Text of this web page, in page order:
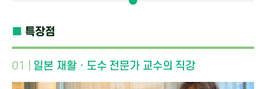
■ 특장점
01 | 일본 재활ㆍ도수 전문가 교수의 직강